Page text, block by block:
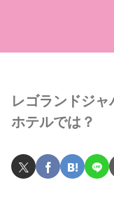
レゴランドジ
ホテルでは？